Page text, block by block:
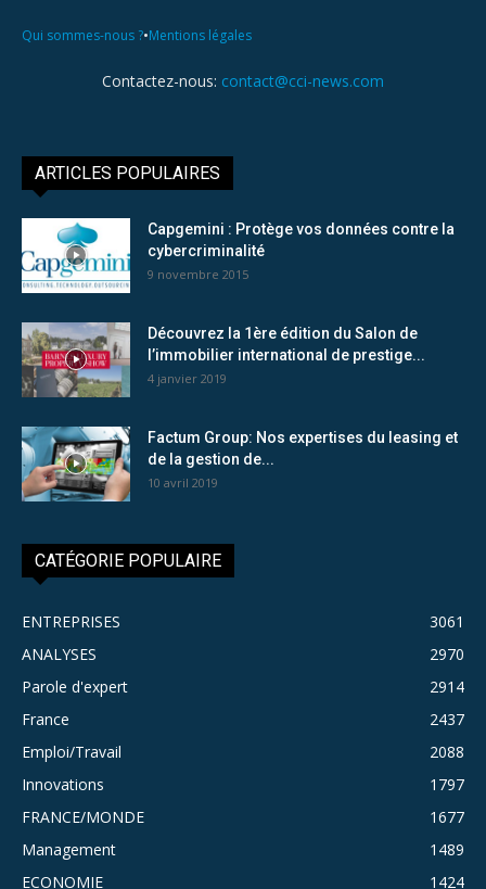
Qui sommes-nous ?•Mentions légales
Contactez-nous: contact@cci-news.com
ARTICLES POPULAIRES
Capgemini : Protège vos données contre la
cybercriminalité
9 novembre 2015
Découvrez la 1ère édition du Salon de
l’immobilier international de prestige...
4 janvier 2019
Factum Group: Nos expertises du leasing et
de la gestion de...
10 avril 2019
CATÉGORIE POPULAIRE
ENTREPRISES
3061
ANALYSES
2970
Parole d'expert
2914
France
2437
Emploi/Travail
2088
Innovations
1797
FRANCE/MONDE
1677
Management
1489
ECONOMIE
1424